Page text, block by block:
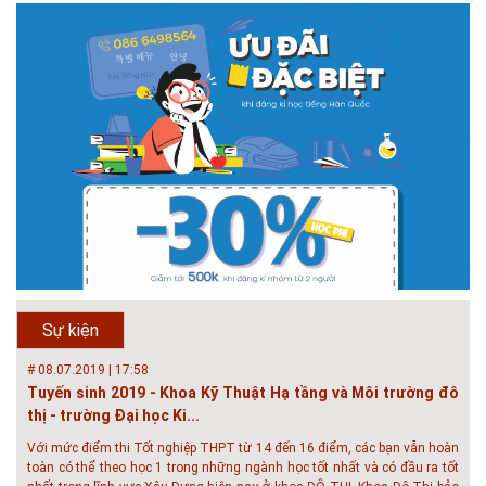
Sự kiện
# 05.04.2025 | 17:16
Tuyển sinh 2025, Khoa kỹ thuật hạ tầng và môi trường đô thị
- Đại học Kiến trúc...
Thông tin tuyển sinh đại học 2025 Khoa kỹ thuật hạ tầng và môi trường
đô thị - Đại học Kiến trúc Hà Nội Tuyển sinh đại học với 280 chỉ tiêu, thời
gian đào tạo 4,5 năm
# 05.04.2020 | 20:30
GIAO LƯU TRỰC TUYẾN - TƯ VẤN TUYỂN SINH ĐẠI HỌC
CHÍNH QUY ĐẠI HỌC KIẾN TRÚC NĂM...
Năm nay, kỳ thi THPT quốc gia dự kiến diễn ra vào tháng 8. Trường Đại
học Kiến trúc Hà Nội chúc các bạn học sinh cuối cấp ôn thi thật tốt MỜI
QUÝ PHỤ HUYNH VÀ CÁC EM ĐÓN XEM GIAO LƯU TRỰC TUYẾN "TƯ
VẤN TUYỂN SINH ĐẠI H...
# 08.07.2019 | 17:58
Tuyến sinh 2019 - Khoa Kỹ Thuật Hạ tầng và Môi trường đô
thị - trường Đại học Ki...
Với mức điểm thi Tốt nghiệp THPT từ 14 đến 16 điểm, các bạn vẫn hoàn
toàn có thể theo học 1 trong những ngành học tốt nhất và có đầu ra tốt